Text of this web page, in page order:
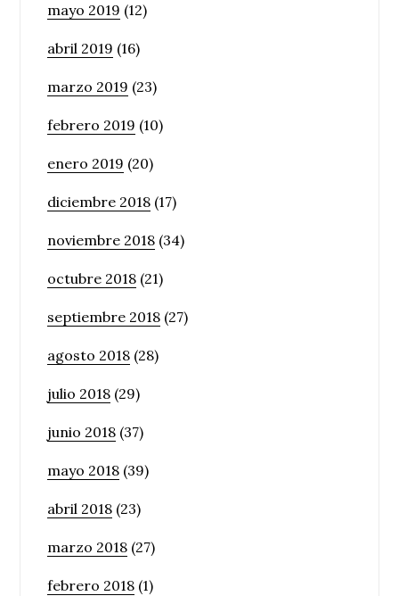
mayo 2019 (12)
abril 2019 (16)
marzo 2019 (23)
febrero 2019 (10)
enero 2019 (20)
diciembre 2018 (17)
noviembre 2018 (34)
octubre 2018 (21)
septiembre 2018 (27)
agosto 2018 (28)
julio 2018 (29)
junio 2018 (37)
mayo 2018 (39)
abril 2018 (23)
marzo 2018 (27)
febrero 2018 (1)